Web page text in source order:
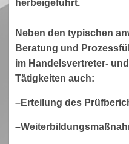
herbeigeführt.
Neben den typischen
Beratung und
im Handelsvertreter-
Tätigkeiten auch:
–Erteilung des